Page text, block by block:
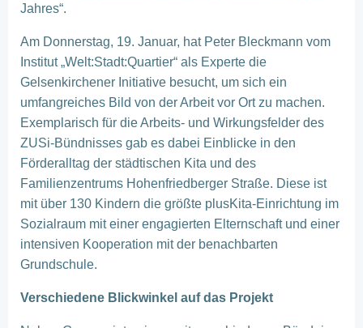
Jahres“.
Am Donnerstag, 19. Januar, hat Peter Bleckmann vom
Institut „Welt:Stadt:Quartier“ als Experte die
Gelsenkirchener Initiative besucht, um sich ein
umfangreiches Bild von der Arbeit vor Ort zu machen.
Exemplarisch für die Arbeits- und Wirkungsfelder des
ZUSi-Bündnisses gab es dabei Einblicke in den
Förderalltag der städtischen Kita und des
Familienzentrums Hohenfriedberger Straße. Diese ist
mit über 130 Kindern die größte plusKita-Einrichtung im
Sozialraum mit einer engagierten Elternschaft und einer
intensiven Kooperation mit der benachbarten
Grundschule.
Verschiedene Blickwinkel auf das Projekt